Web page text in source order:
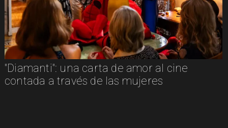
"La naturaleza de las cosas invisibles": una
luminosa mirada a la vida misma